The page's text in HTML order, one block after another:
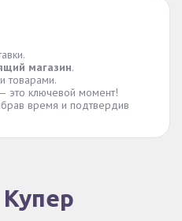
магазин.
товарами.
— это ключевой момент!
время и подтвердив
Купер